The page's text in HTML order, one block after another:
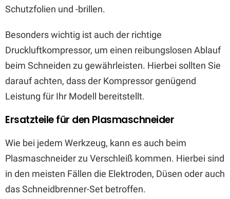
Schutzfolien und -brillen.
Besonders wichtig ist auch der richtige
Druckluftkompressor, um einen reibungslosen Ablauf
beim Schneiden zu gewährleisten. Hierbei sollten Sie
darauf achten, dass der Kompressor genügend
Leistung für Ihr Modell bereitstellt.
Ersatzteile für den Plasmaschneider
Wie bei jedem Werkzeug, kann es auch beim
Plasmaschneider zu Verschleiß kommen. Hierbei sind
in den meisten Fällen die Elektroden, Düsen oder auch
das Schneidbrenner-Set betroffen.